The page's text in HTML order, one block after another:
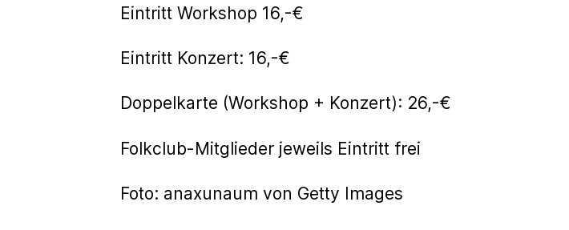
Eintritt Workshop 16,-€
Eintritt Konzert: 16,-€
Doppelkarte (Workshop + Konzert): 26,-€
Folkclub-Mitglieder jeweils Eintritt frei
Foto: anaxunaum von Getty Images